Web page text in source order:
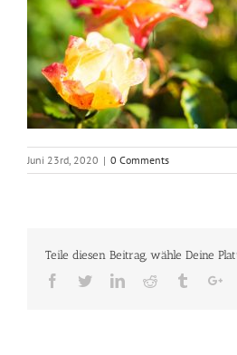
Juni 23rd, 2020 | 0 Comments
Teile diesen Beitrag, wähle Deine
Facebook
TwitterLinkedinReddit Tumblr